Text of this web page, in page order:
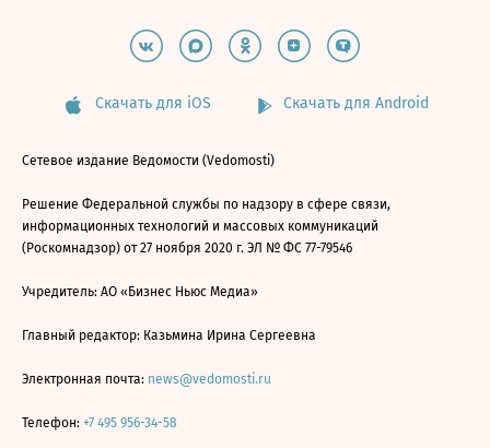
Скачать для iOS Скачать для Android
Сетевое издание Ведомости (Vedomosti)
Решение Федеральной службы по надзору в сфере связи,
информационных технологий и массовых коммуникаций
(Роскомнадзор) от 27 ноября 2020 г. ЭЛ № ФС 77-79546
Учредитель: АО «Бизнес Ньюс Медиа»
Главный редактор: Казьмина Ирина Сергеевна
Электронная почта: news@vedomosti.ru
Телефон: +7 495 956-34-58